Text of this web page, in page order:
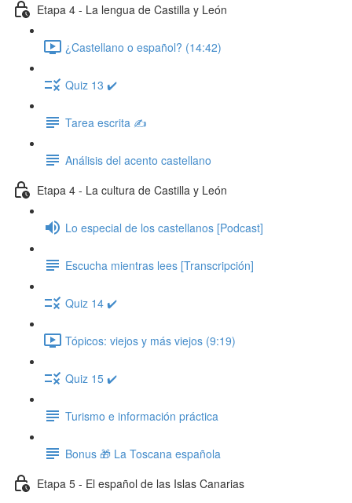
Etapa 4 - La lengua de Castilla y León
¿Castellano o español? (14:42)
Quiz 13 ✔️
Tarea escrita ✍️
Análisis del acento castellano
Etapa 4 - La cultura de Castilla y León
Lo especial de los castellanos [Podcast]
Escucha mientras lees [Transcripción]
Quiz 14 ✔️
Tópicos: viejos y más viejos (9:19)
Quiz 15 ✔️
Turismo e información práctica
Bonus 🎁 La Toscana española
Etapa 5 - El español de las Islas Canarias